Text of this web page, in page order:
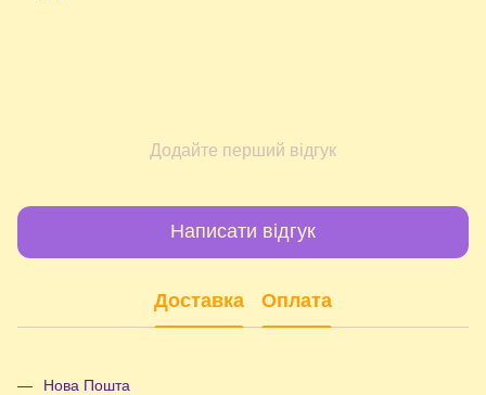
Додайте перший відгук
Написати відгук
Доставка Оплата
Нова Пошта